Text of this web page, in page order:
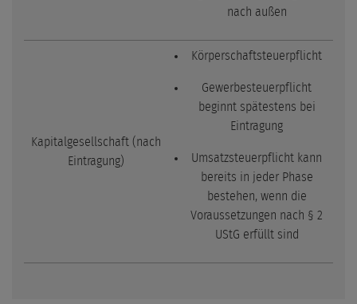
nach außen
Kapitalgesellschaft (nach
Eintragung)
Körperschaftsteuerpflicht
Gewerbesteuerpflicht
beginnt spätestens bei
Eintragung
Umsatzsteuerpflicht kann
bereits in jeder Phase
bestehen, wenn die
Voraussetzungen nach § 2
UStG erfüllt sind